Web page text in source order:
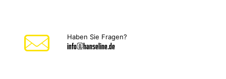
Haben Sie Fragen?
info@hanseline.de